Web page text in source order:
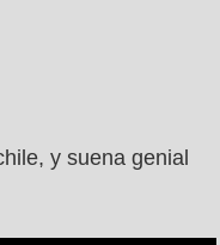
y suena genial